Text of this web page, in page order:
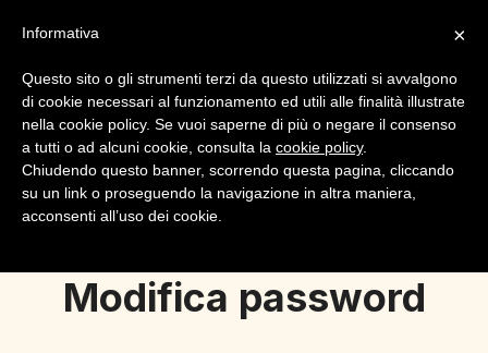
Login Registrazione
Modifica password
×
Informativa
Questo sito o gli strumenti terzi da questo utilizzati si avvalgono
di cookie necessari al funzionamento ed utili alle finalità illustrate
nella cookie policy. Se vuoi saperne di più o negare il consenso
a tutti o ad alcuni cookie, consulta la cookie policy.
Chiudendo questo banner, scorrendo questa pagina, cliccando
su un link o proseguendo la navigazione in altra maniera,
acconsenti all’uso dei cookie.